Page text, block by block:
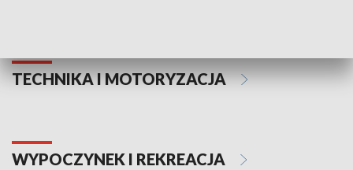
TECHNIKA I MOTORYZACJA
WYPOCZYNEK I REKREACJA